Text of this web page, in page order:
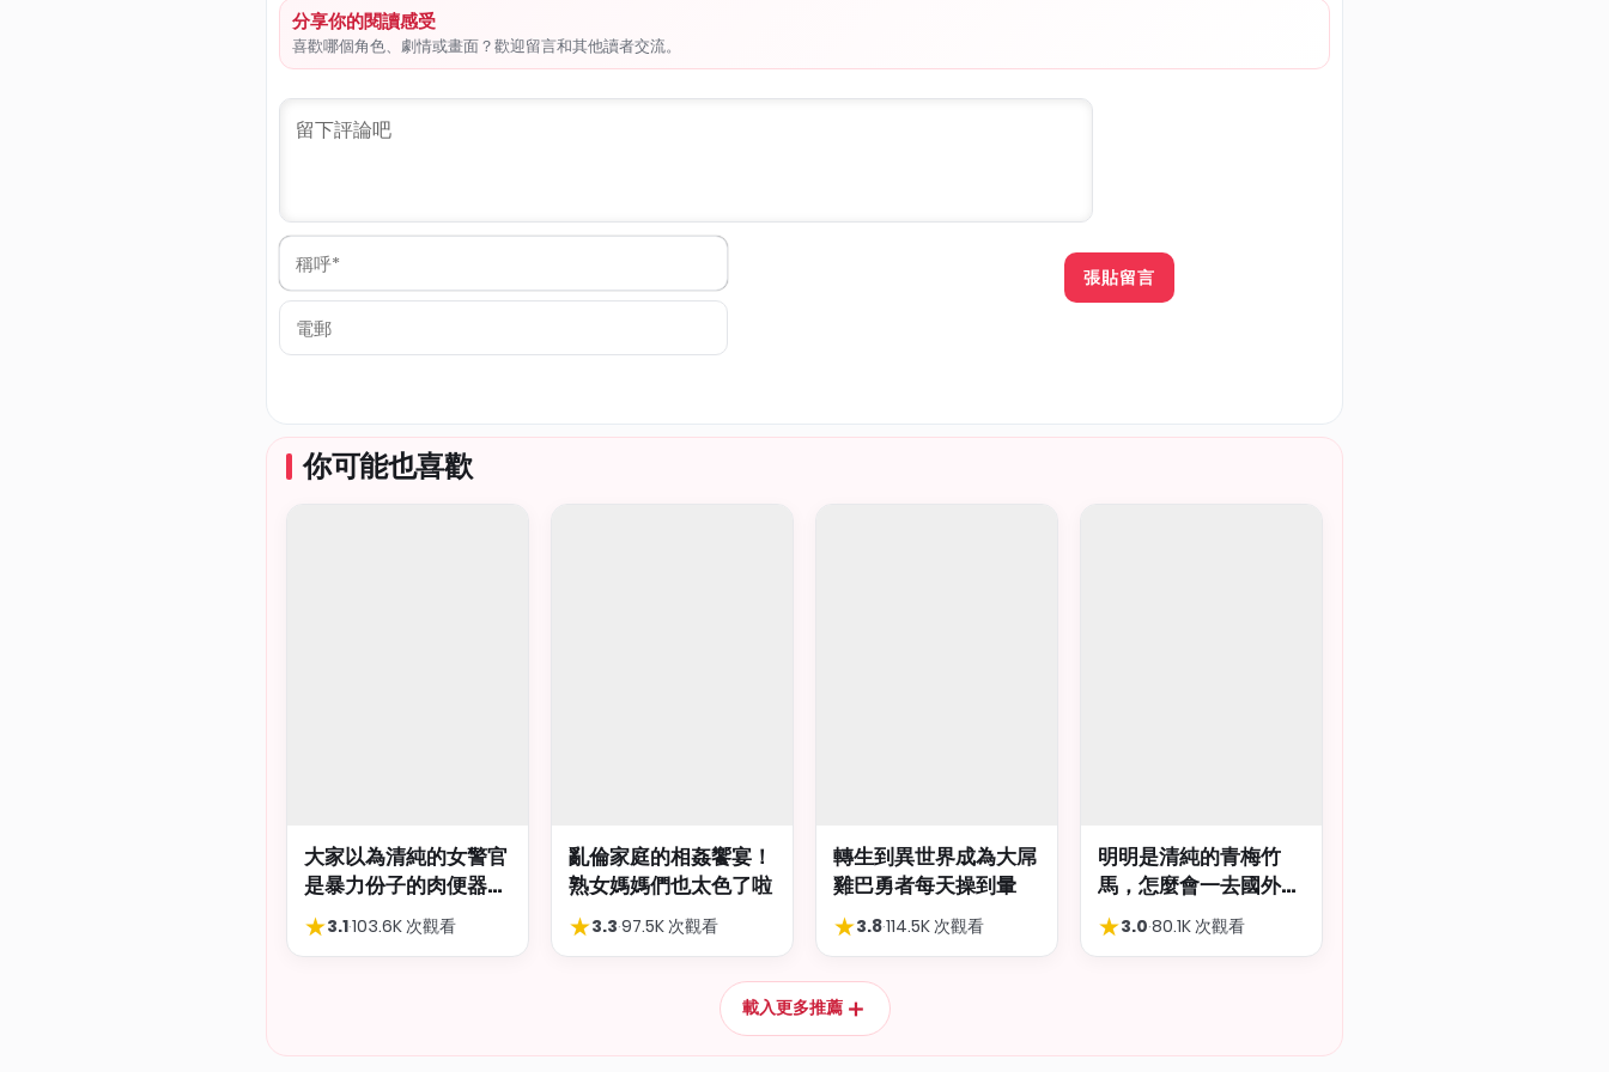
分享你的閱讀感受
喜歡哪個角色、劇情或畫面？歡迎留言和其他讀者交流。
稱
*
你可能也喜歡
大家以為清純的女警官
是暴力份子的肉便器，
肛交多P都可以
★3.1·103.6K 次觀看
亂倫家庭的相姦饗宴！
熟女媽媽們也太色了啦
★3.3·97.5K 次觀看
轉生到異世界成為大屌
雞巴勇者每天操到暈
★3.8·114.5K 次觀看
明明是清純的青梅竹
馬，怎麼會一去國外留
學就到處品嚐國際雞
巴…
★3.0·80.1K 次觀看
載入更多推薦＋